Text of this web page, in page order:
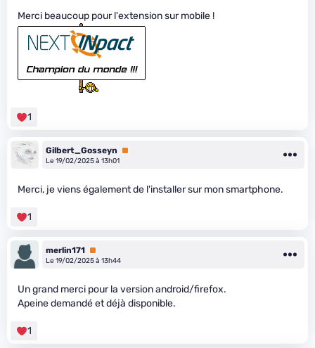
Merci beaucoup pour l'extension sur mobile !
1
Gilbert_Gosseyn
Premium
Le 19/02/2025 à 13h01
Merci, je viens également de l'installer sur mon smartphone.
1
merlin171 Premium
Le 19/02/2025 à 13h44
Un grand merci pour la version android/firefox.
Apeine demandé et déjà disponible.
1